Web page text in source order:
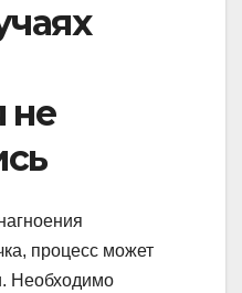
не
процесс может
Необходимо